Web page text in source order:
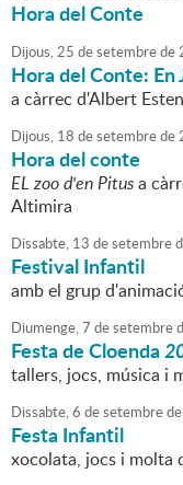
Hora del Conte
Dijous,25 desetembrede
Hora del Conte: En
a càrrec d'Albert
Dijous, 18 desetembrede
Hora del conte
EL zoo d'en Pitusa
Altimira
Dissabte, 13 desetembre
Festival Infantil
amb el grup
Diumenge,7 desetembre
Festa de Cloenda
tallers, jocs, música i
Dissabte,6 desetembrede
Festa Infantil
xocolata, jocs i molta